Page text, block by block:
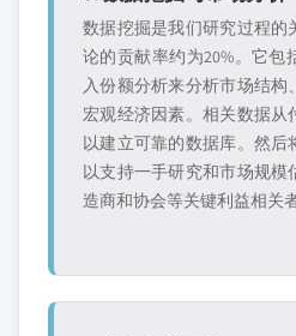
数据挖掘是我们研究过程的
论的贡献率约为20%。它包
入份额分析来分析市场结
宏观经济因素。相关数据从
以建立可靠的数据库。然后
以支持一手研究和市场规模
造商和协会等关键利益相关